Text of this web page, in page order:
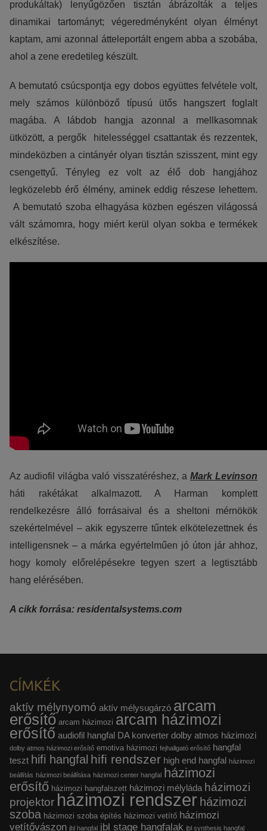
produkáltak) lenyűgözően tisztán ábrázolták a teljes
dinamikai tartományt; végeredményként olyan élményt
kaptam, ami azonnal átteleportált engem abba a szobába,
ahol a zene eredetileg készült.
A bemutató csúcspontja egy dobos együttes felvétele volt,
mely számos különböző típusú ütős hangszert foglalt
magába. A lábdob hangja azonnal a mellkasomnak
ütközött, a pergők hitelességgel csattantak és rezzentek,
mindeközben a cintányér olyan tisztán szisszent, mint egy
csengettyű. Tényleg ez volt az élő dob hangjához
legközelebb érő élmény, aminek eddig részese lehettem.
A bemutató szoba elhagyása közben egészen világossá
vált számomra, hogy miért kerül olyan sokba e termékek
elkészítése.
Az audiofil világba való visszatéréshez, a Mark Levinson
háti rakétákat alkalmazott. A Harman komplett
rendelkezésre álló forrásaival és a sheltoni mérnökök
szekértelmével – akik egyszerre tűntek elkötelezettnek és
intelligensnek – a márka egyértelműen jó úton jár ahhoz,
hogy komoly előrelépésekre tegyen szert a legtisztább
hang elérésében.
A cikk forrása: residentalsystems.com
CÍMKÉK
aktív mélynyomó aktív mélysugárzó arcam
erősítő arcam házimozi arcam házimozi
erősítő audiofil hangfal DA konverter dolby atmos házimozi
dolby atmos házimozi erősítő emotiva házimozi fejhallgató erősítő hangfal
teszt hifi hangfal hifi rendszer high end hangfal házimozi
beállítás házimozi beállítása házimozi center hangfal házimozi
erősítő házimozi hangfalszett házimozi mélyláda házimozi
projektor házimozi rendszer házimozi
szoba házimozi szoba építés házimozi vetítő házimozi
vetítővászon jbl hangfal jbl stage hangfalak jbl synthesis hangfal